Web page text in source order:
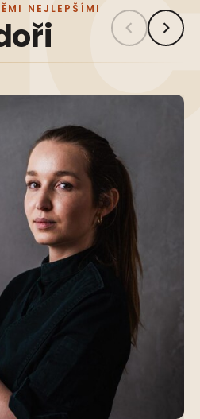
NEJLEPŠÍMI